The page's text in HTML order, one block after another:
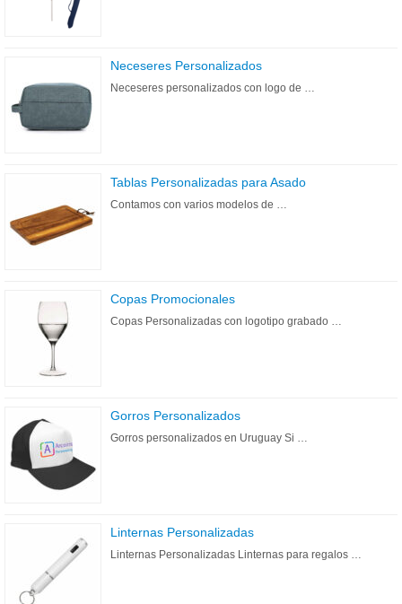
Neceseres Personalizados
Neceseres personalizados con logo de …
Tablas Personalizadas para Asado
Contamos con varios modelos de …
Copas Promocionales
Copas Personalizadas con logotipo grabado …
Gorros Personalizados
Gorros personalizados en Uruguay Si …
Linternas Personalizadas
Linternas Personalizadas Linternas para regalos …